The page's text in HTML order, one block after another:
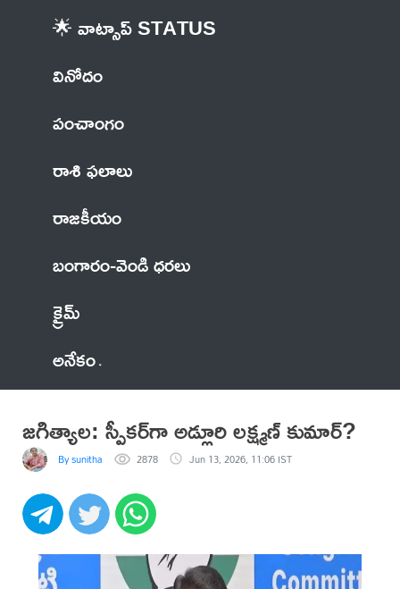
🌟 వాట్సాప్ STATUS
వినోదం
పంచాంగం
రాశి ఫలాలు
రాజకీయం
బంగారం-వెండి ధరలు
క్రైమ్
అనేకం
జగిత్యాల: స్పీకర్‌గా అడ్లూరి లక్ష్మణ్ కుమార్?
By sunitha 2878 Jun 13, 2026, 11:06 IST